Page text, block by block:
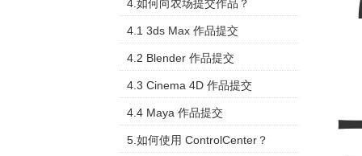
4.如何向农场提交作品？
4.1 3ds Max 作品提交
4.2 Blender 作品提交
4.3 Cinema 4D 作品提交
4.4 Maya 作品提交
5.如何使用 ControlCenter？